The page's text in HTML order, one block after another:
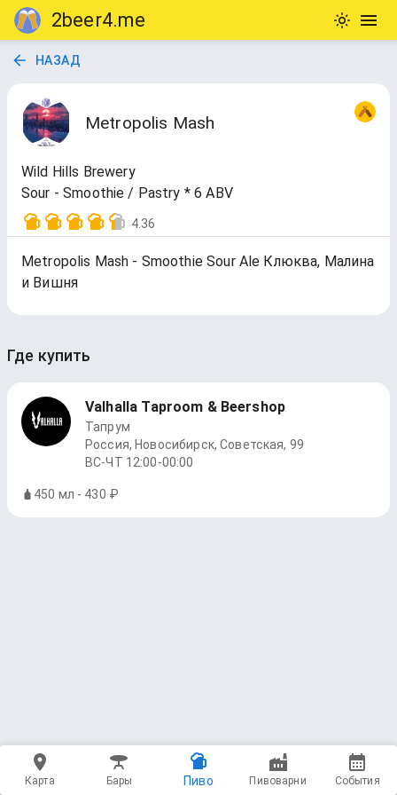
2beer4.me
НАЗАД
Metropolis Mash
Wild Hills Brewery
Sour - Smoothie / Pastry * 6 ABV
4.36
Metropolis Mash - Smoothie Sour Ale Клюква, Малина
и Вишня
Где купить
Valhalla Taproom & Beershop
Тапрум
Россия, Новосибирск, Советская, 99
ВС-ЧТ 12:00-00:00
450 мл - 430 ₽
Карта Бары Пиво Пивоварни События